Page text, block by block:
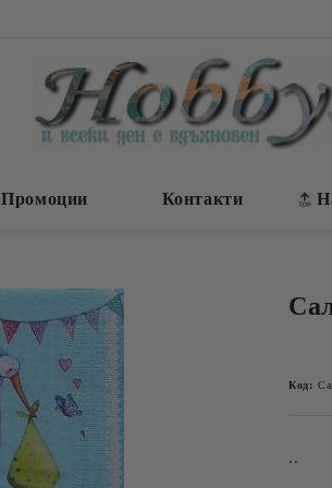
Промоции Контакти
Код:
..